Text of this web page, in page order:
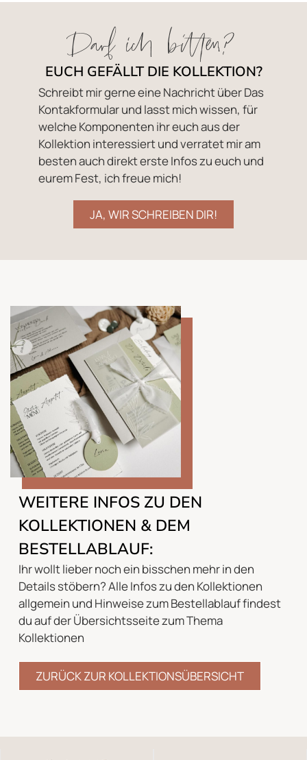
Darf ich bitten?
EUCH GEFÄLLT DIE KOLLEKTION?
Schreibt mir gerne eine Nachricht über Das
Kontakformular und lasst mich wissen, für
welche Komponenten ihr euch aus der
Kollektion interessiert und verratet mir am
besten auch direkt erste Infos zu euch und
eurem Fest, ich freue mich!
JA, WIR SCHREIBEN DIR!
WEITERE INFOS ZU DEN
KOLLEKTIONEN & DEM
BESTELLABLAUF:
Ihr wollt lieber noch ein bisschen mehr in den
Details stöbern? Alle Infos zu den Kollektionen
allgemein und Hinweise zum Bestellablauf findest
du auf der Übersichtsseite zum Thema
Kollektionen
ZURÜCK ZUR KOLLEKTIONSÜBERSICHT